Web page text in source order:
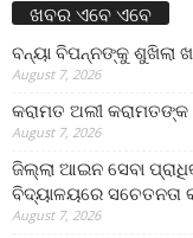
ଖବର ଏବେ ଏବେ
ବନ୍ୟା ବିପନ୍ନଙ୍କୁ ଶୁଖିଲା
August 7, 2026
କରାମତ ଅଲୀ କରାମତଙ୍କ
August 7, 2026
ଜିଲ୍ଲା ଆଇନ ସେବା
ବିଦ୍ୟାଳୟରେ ସଚେତନତା
August 7, 2026